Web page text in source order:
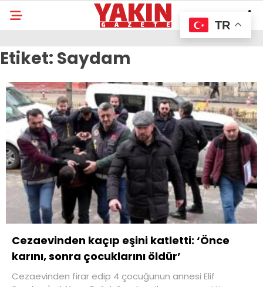
Etiket: Saydam
Cezaevinden kaçıp eşini katletti: ‘Önce
karını, sonra çocuklarını öldür’
Cezaevinden firar edip 4 çocuğunun annesi Elif
TR